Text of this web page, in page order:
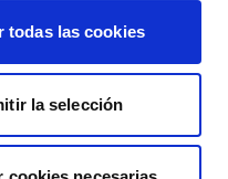
todas las cookies
la selección